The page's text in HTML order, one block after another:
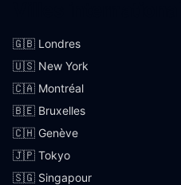
🇬🇧 Londres
🇺🇸 New York
🇨🇦 Montréal
🇧🇪 Bruxelles
🇨🇭 Genève
🇯🇵 Tokyo
🇸🇬 Singapour